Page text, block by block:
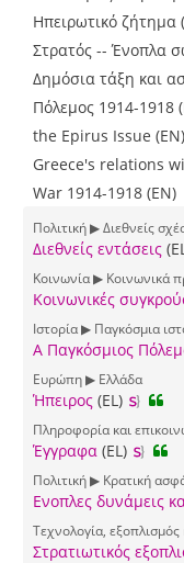
Ηπειρωτικό ζήτημα
Στρατός -- Ένοπλα
Δημόσια τάξη και
Πόλεμος 1914-1918
the Epirus Issue (EN)
Greece's relations
War 1914-1918 (EN)
Πολιτική ▶ Διεθνείς
Διεθνείς εντάσεις
Κοινωνία ▶ Κοινωνικά
Κοινωνικές
Ιστορία ▶ Παγκόσμια
Α Παγκόσμιος
Ευρώπη ▶ Ελλάδα
Ήπειρος (EL)
Πληροφορία και
Έγγραφα (EL)
Πολιτική ▶ Κρατική
Ενοπλες δυνάμεις
Τεχνολογία, εξοπλισμός
Στρατιωτικός